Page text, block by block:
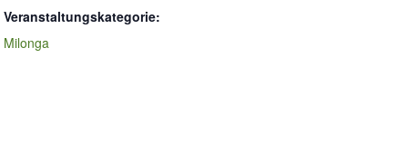
Veranstaltungskategorie:
Milonga